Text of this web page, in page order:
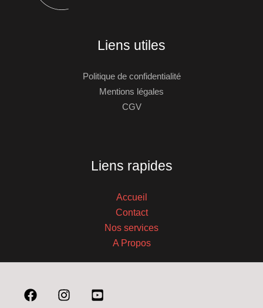
Liens utiles
Politique de confidentialité
Mentions légales
CGV
Liens rapides
Accueil
Contact
Nos services
A Propos